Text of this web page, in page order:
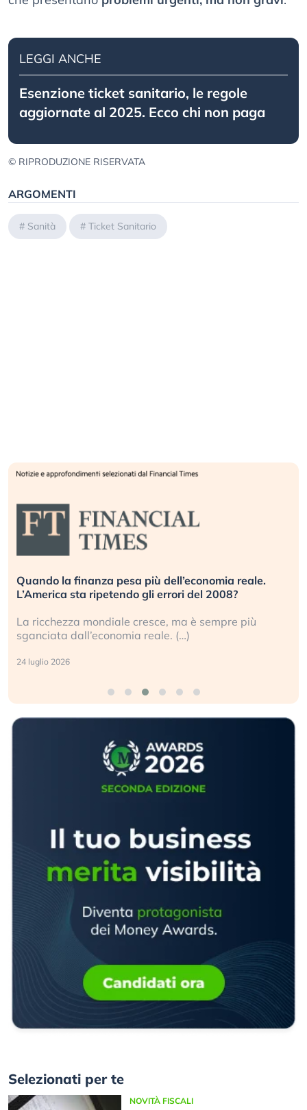
LEGGI ANCHE
Esenzione ticket sanitario, le regole
aggiornate al 2025. Ecco chi non paga
© RIPRODUZIONE RISERVATA
ARGOMENTI
# Sanità # Ticket Sanitario
Quando la finanza pesa più dell’economia reale.
L’America sta ripetendo gli errori del 2008?
La ricchezza mondiale cresce, ma è sempre più
sganciata dall’economia reale. (…)
24 luglio 2026
Selezionati per te
NOVITÀ FISCALI